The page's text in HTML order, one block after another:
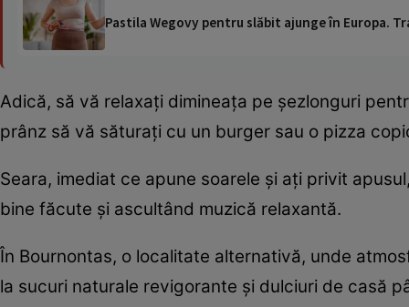
Pastila Wegovy pentru slăbit ajunge în Europa.
Adică, să vă relaxați dimineața pe șezlonguri
prânz să vă săturați cu un burger sau o pizza
Seara, imediat ce apune soarele și ați privit
bine făcute și ascultând muzică relaxantă.
În Bournontas, o localitate alternativă, unde
la sucuri naturale revigorante și dulciuri de casă